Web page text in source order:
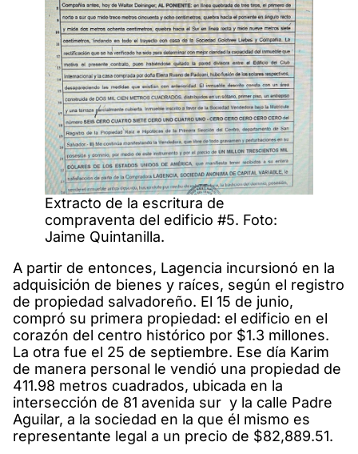
Extracto de la escritura de
compraventa del edificio #5. Foto:
Jaime Quintanilla.
A partir de entonces, Lagencia incursionó en la
adquisición de bienes y raíces, según el registro
de propiedad salvadoreño. El 15 de junio,
compró su primera propiedad: el edificio en el
corazón del centro histórico por $1.3 millones.
La otra fue el 25 de septiembre. Ese día Karim
de manera personal le vendió una propiedad de
411.98 metros cuadrados, ubicada en la
intersección de 81 avenida sur y la calle Padre
Aguilar, a la sociedad en la que él mismo es
representante legal a un precio de $82,889.51.